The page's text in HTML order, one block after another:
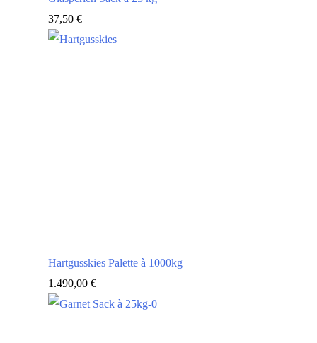
37,50 €
Hartgusskies Palette à 1000kg
1.490,00 €